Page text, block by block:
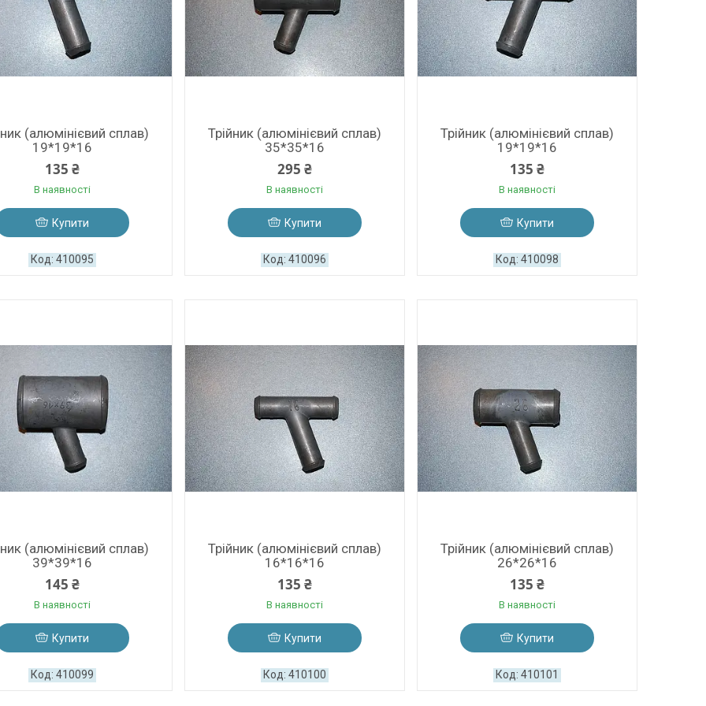
(алюмінієвий сплав)
19*19*16
135 ₴
В наявності
Купити
410095
Трійник (алюмінієвий сплав)
35*35*16
295 ₴
В наявності
Купити
410096
Трійник (алюмінієвий сплав)
19*19*16
135 ₴
В наявності
Купити
410098
(алюмінієвий сплав)
39*39*16
145 ₴
В наявності
Купити
410099
Трійник (алюмінієвий сплав)
16*16*16
135 ₴
В наявності
Купити
410100
Трійник (алюмінієвий сплав)
26*26*16
135 ₴
В наявності
Купити
410101